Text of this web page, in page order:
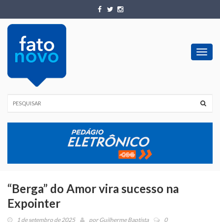
“Berga” do Amor vira sucesso na
Expointer
1 de setembro de 2025 porGuilherme Baptista 0